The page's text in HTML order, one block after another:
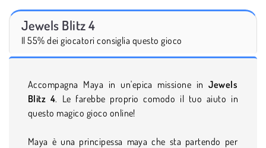
Jewels Blitz 4
Il 55% dei giocatori consiglia questo gioco
Accompagna Maya in un'epica missione inJewels
Blitz 4. Le farebbe proprio comodo il tuo aiuto in
questo magico gioco online!
Maya è una principessa maya che sta partendo per